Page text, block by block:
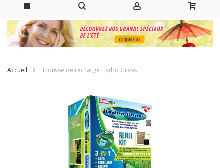
Skip
to
Accueil Trousse de recharge Hydro Grass